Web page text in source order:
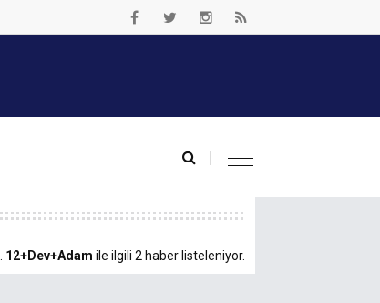
12+Dev+Adam ile ilgili 2 haber listeleniyor.